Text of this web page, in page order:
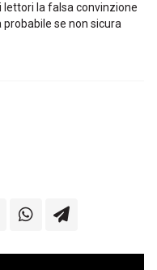
lettori la falsa convinzione
se non sicura